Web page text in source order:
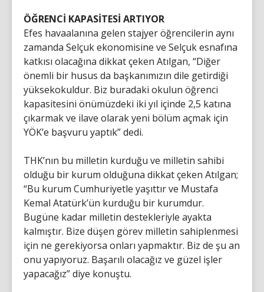
ÖĞRENCİ KAPASİTESİ ARTIYOR
Efes havaalanına gelen stajyer öğrencilerin aynı
zamanda Selçuk ekonomisine ve Selçuk esnafına
katkısı olacağına dikkat çeken Atılgan, “Diğer
önemli bir husus da başkanımızın dile getirdiği
yüksekokuldur. Biz buradaki okulun öğrenci
kapasitesini önümüzdeki iki yıl içinde 2,5 katına
çıkarmak ve ilave olarak yeni bölüm açmak için
YÖK’e başvuru yaptık” dedi.
THK’nın bu milletin kurduğu ve milletin sahibi
olduğu bir kurum olduğuna dikkat çeken Atılgan;
“Bu kurum Cumhuriyetle yaşıttır ve Mustafa
Kemal Atatürk’ün kurduğu bir kurumdur.
Bugüne kadar milletin destekleriyle ayakta
kalmıştır. Bize düşen görev milletin sahiplenmesi
için ne gerekiyorsa onları yapmaktır. Biz de şu an
onu yapıyoruz. Başarılı olacağız ve güzel işler
yapacağız” diye konuştu.